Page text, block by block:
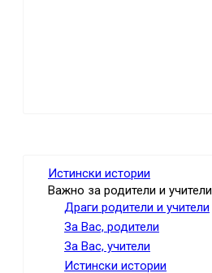
Истински истории
Важно за родители и учители
Драги родители и учители
За Вас, родители
За Вас, учители
Истински истории